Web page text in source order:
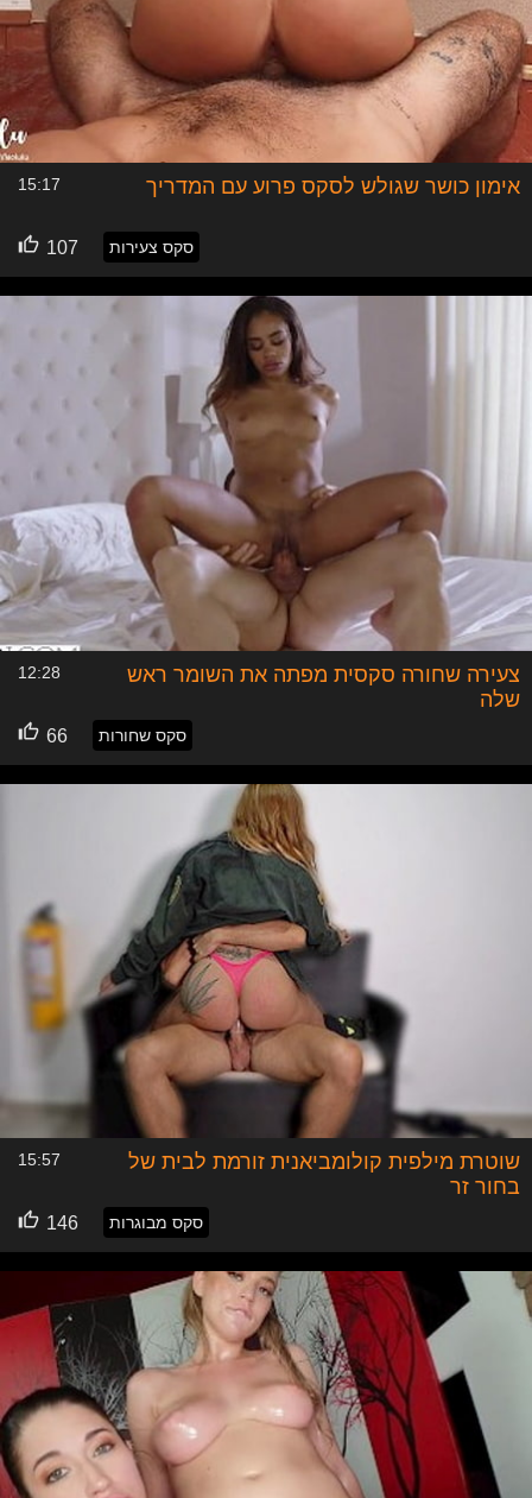
אימון כושר שגולש לסקס פרוע עם המדריך 15:17
סקס צעירות 107
צעירה שחורה סקסית מפתה את השומר ראש
שלה
12:28
סקס שחורות 66
שוטרת מילפית קולומביאנית זורמת לבית של
בחור זר
15:57
סקס מבוגרות 146